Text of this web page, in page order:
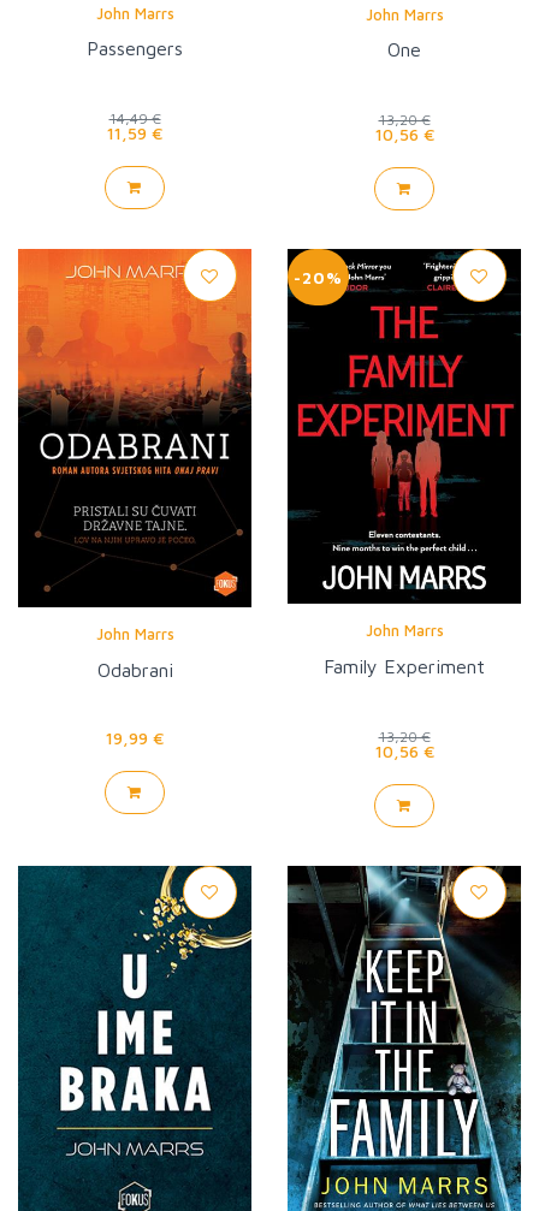
John Marrs
Passengers
14,49 €
11,59 €
John Marrs
One
13,20 €
10,56 €
John Marrs
Odabrani
19,99 €
-20%
John Marrs
Family Experiment
13,20 €
10,56 €